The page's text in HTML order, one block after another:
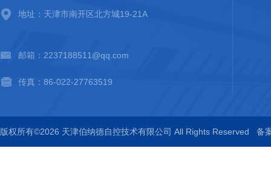
地址：天津市南开区北方城19-21A
邮箱：2237188511@qq.com
传真：86-022-27763519
版权所有©2026 天津伯纳德自控技术有限公司 All Rights Reserved 备